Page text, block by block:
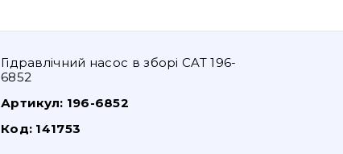
Гідравлічний насос в зборі CAT 196-
6852
Артикул: 196-6852
Код: 141753